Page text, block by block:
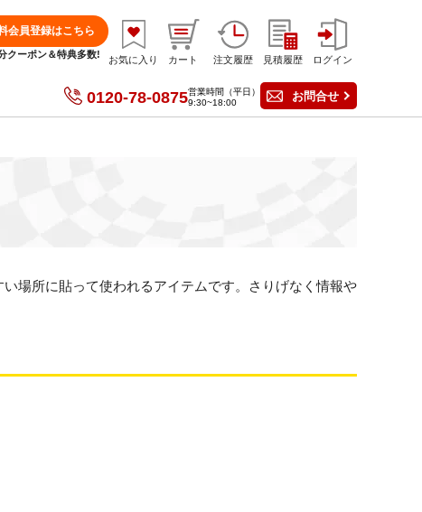
会員登録はこちら
クーポン＆特典多数! お気に入り カート 注文履歴 見積履歴 ログイン
0120-78-0875営業時間（平日）
9:30~18:00
お問合せ
場所に貼って使われるアイテムです。さりげなく情報や